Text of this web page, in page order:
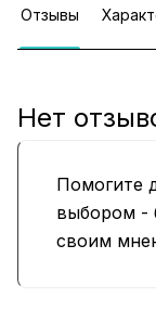
Отзывы
Помогите
выбором -
своим
Нет